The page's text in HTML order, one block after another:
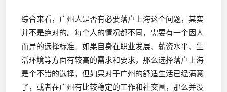
综合来看，广州人是否有必要落户上海这个问题，其实
并不是绝对的。每个人的情况都不同，需要有一个因人
而异的选择标准。如果自身在职业发展、薪资水平、生
活环境等方面有较高的需求和要求，那么选择落户上海
是个不错的选择，但如果对于广州的舒适生活已经满意
了，或者在广州有比较稳定的工作和社交圈，那么并没